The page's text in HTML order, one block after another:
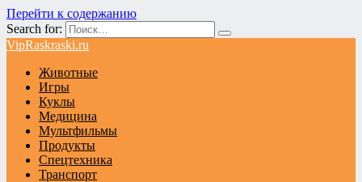
Перейти к содержанию
Search for:
VipRaskraski.ru
Животные
Игры
Куклы
Медицина
Мультфильмы
Продукты
Спецтехника
Транспорт